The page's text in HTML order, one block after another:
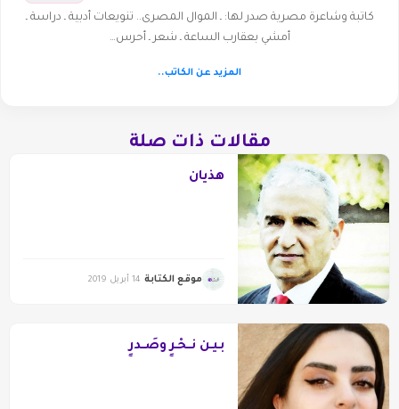
كاتبة وشاعرة مصرية صدر لها: ـ الموال المصرى.. تنويعات أدبية ـ دراسة ـ
أمشي بعقارب الساعة ـ شعر ـ أحرس…
المزيد عن الكاتب..
مقالات ذات صلة
هذيان
موقع الكتابة 14 أبريل 2019
بـيـن نَــحْـرٍ وصَــدرٍ